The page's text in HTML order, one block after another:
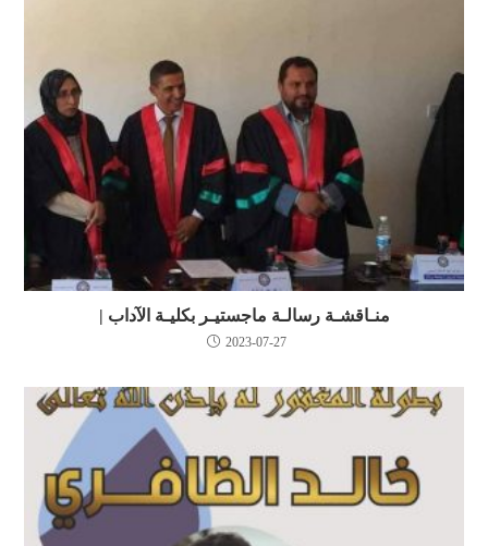
منـاقشـة رسالـة ماجستيـر بكليـة الآداب |
2023-07-27